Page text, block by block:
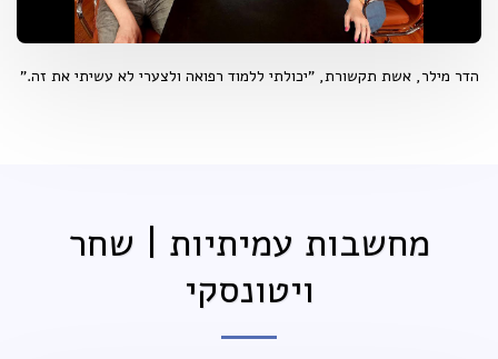
הדר מילר, אשת תקשורת, "יכולתי ללמוד רפואה ולצערי לא עשיתי את זה."
מחשבות עמיתיות | שחר
ויטונסקי